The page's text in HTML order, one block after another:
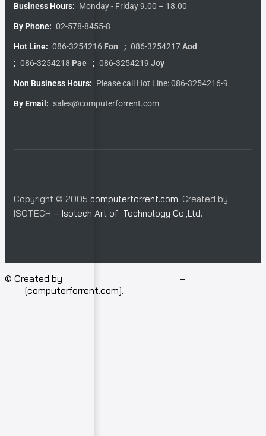
Business Hours: Monday - Friday 9.00 – 18.00
By Phone: 02-578-8455-8
Hot Line: 086-3254216 Fon ; 086-3254217Aod
; 086-3254218 Pae ; 086-3254219 Joy
Non Business Hours: Please call Hot Line: 086-3254216-9
By Email: sales@computerforrent.com
Copyright © 2005 computerforrent.com. Created by
ISOTECH – Isotech Art of Technology Co.,Ltd.
© Created by –
[computerforrent.com].